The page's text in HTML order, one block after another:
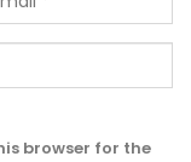
browser for the